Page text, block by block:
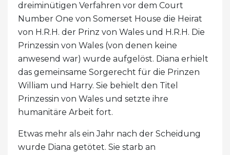
dreiminütigen Verfahren vor dem Court
Number One von Somerset House die Heirat
von H.R.H. der Prinz von Wales und H.R.H. Die
Prinzessin von Wales (von denen keine
anwesend war) wurde aufgelöst. Diana erhielt
das gemeinsame Sorgerecht für die Prinzen
William und Harry. Sie behielt den Titel
Prinzessin von Wales und setzte ihre
humanitäre Arbeit fort.
Etwas mehr als ein Jahr nach der Scheidung
wurde Diana getötet. Sie starb an